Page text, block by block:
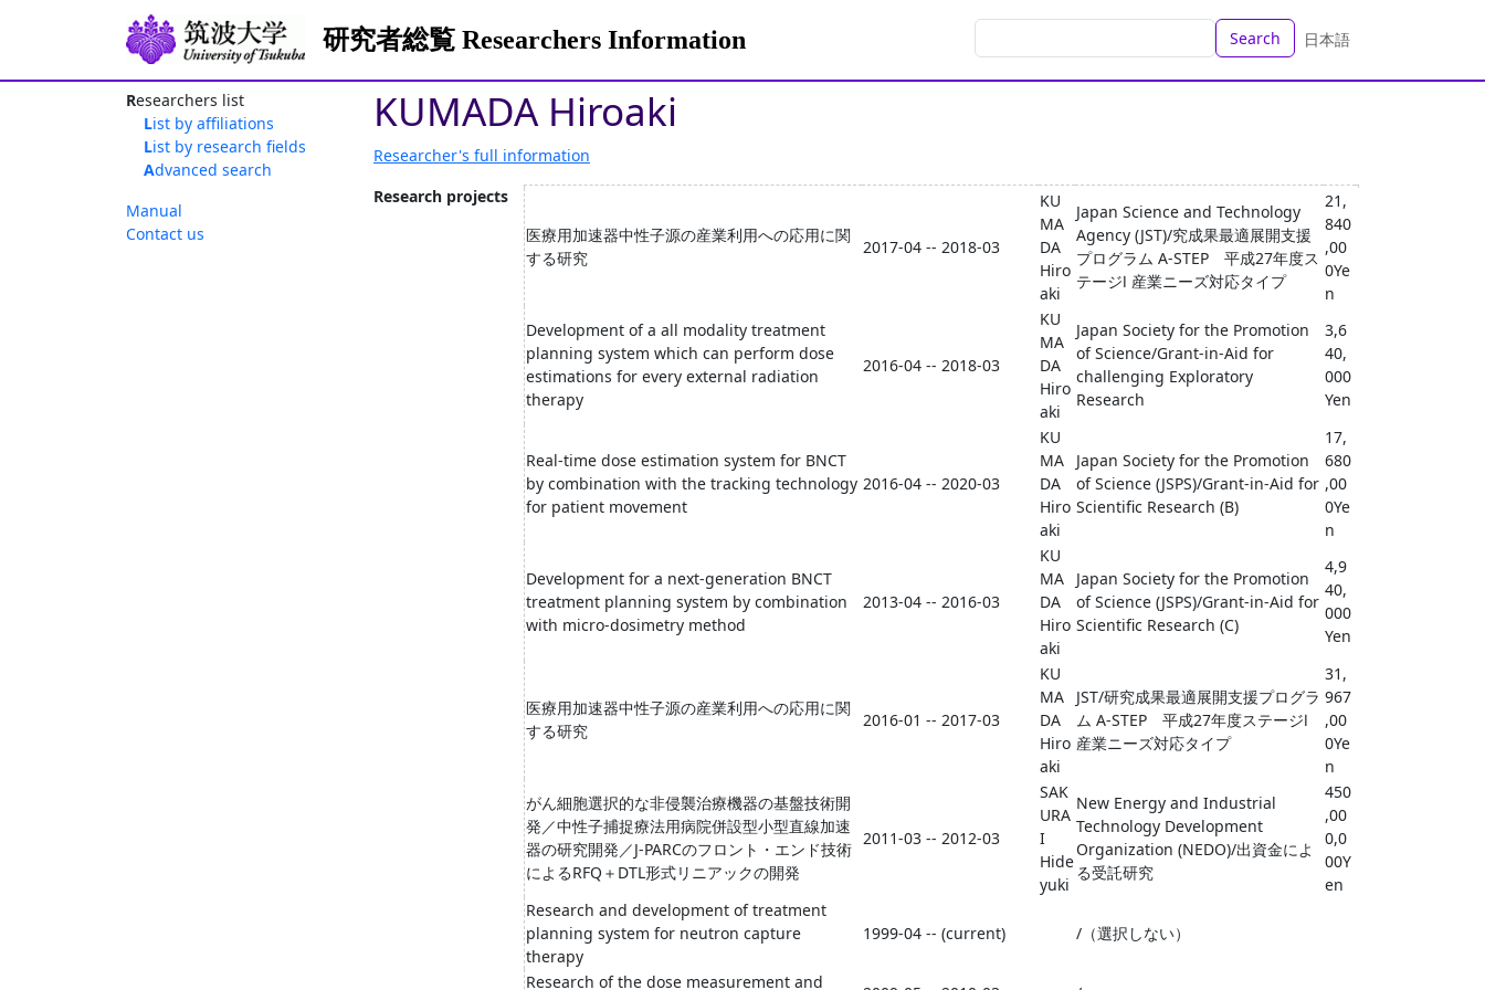
研究者総覧 Researchers Information Search 日本語
Researchers list
List by affiliations
List by research fields
Advanced search
Manual
Contact us
KUMADA Hiroaki
Researcher's full information
Research projects
医療用加速器中性子源の産業利用への応用に関
する研究
2017-04 -- 2018-03
KU
MA
DA
Hiro
aki
Japan Science and Technology
Agency (JST)/究成果最適展開支援
プログラム A-STEP 平成27年度ス
テージⅠ 産業ニーズ対応タイプ
21,
840
,00
0Ye
n
Development of a all modality treatment
planning system which can perform dose
estimations for every external radiation
therapy
2016-04 -- 2018-03
KU
MA
DA
Hiro
aki
Japan Society for the Promotion
of Science/Grant-in-Aid for
challenging Exploratory
Research
3,6
40,
000
Yen
Real-time dose estimation system for BNCT
by combination with the tracking technology
for patient movement
2016-04 -- 2020-03
KU
MA
DA
Hiro
aki
Japan Society for the Promotion
of Science (JSPS)/Grant-in-Aid for
Scientific Research (B)
17,
680
,00
0Ye
n
Development for a next-generation BNCT
treatment planning system by combination
with micro-dosimetry method
2013-04 -- 2016-03
KU
MA
DA
Hiro
aki
Japan Society for the Promotion
of Science (JSPS)/Grant-in-Aid for
Scientific Research (C)
4,9
40,
000
Yen
医療用加速器中性子源の産業利用への応用に関
する研究
2016-01 -- 2017-03
KU
MA
DA
Hiro
aki
JST/研究成果最適展開支援プログラ
ム A-STEP 平成27年度ステージⅠ
産業ニーズ対応タイプ
31,
967
,00
0Ye
n
がん細胞選択的な非侵襲治療機器の基盤技術開
発／中性子捕捉療法用病院併設型小型直線加速
器の研究開発／J-PARCのフロント・エンド技術
によるRFQ＋DTL形式リニアックの開発
2011-03 -- 2012-03
SAK
URA
I
Hide
yuki
New Energy and Industrial
Technology Development
Organization (NEDO)/出資金によ
る受託研究
450
,00
0,0
00Y
en
Research and development of treatment
planning system for neutron capture
therapy
1999-04 -- (current) /（選択しない）
Research of the dose measurement and